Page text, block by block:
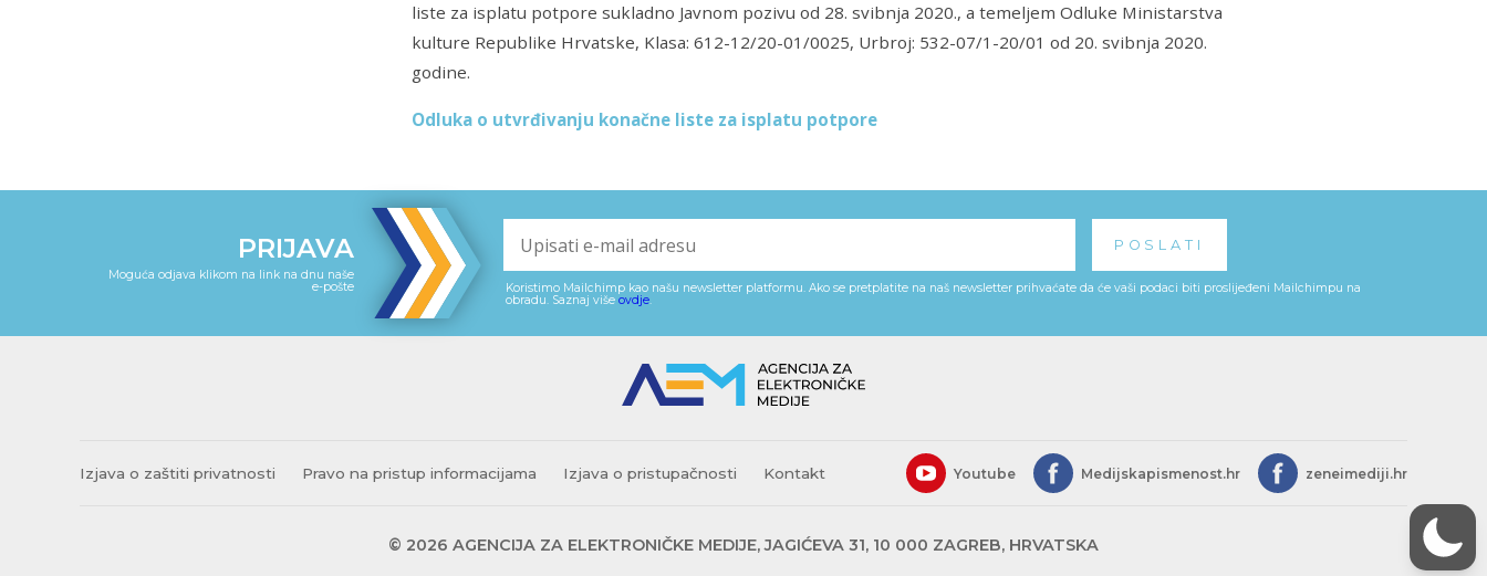
liste za isplatu potpore sukladno Javnom pozivu od 28. svibnja 2020., a temeljem Odluke Ministarstva
kulture Republike Hrvatske, Klasa: 612-12/20-01/0025, Urbroj: 532-07/1-20/01 od 20. svibnja 2020.
godine.
Odluka o utvrđivanju konačne liste za isplatu potpore
PRIJAVA
Moguća odjava klikom na link na dnu naše
e-pošte
Koristimo Mailchimp kao našu newsletter platformu. Ako se pretplatite na naš newsletter prihvaćate da će vaši podaci biti proslijeđeni Mailchimpu na
obradu. Saznaj više ovdje.
Izjava o zaštiti privatnosti Pravo na pristup informacijama Izjava o pristupačnosti Kontakt Youtube Medijskapismenost.hr zeneimediji.hr
© 2026 AGENCIJA ZA ELEKTRONIČKE MEDIJE, JAGIĆEVA 31, 10 000 ZAGREB, HRVATSKA